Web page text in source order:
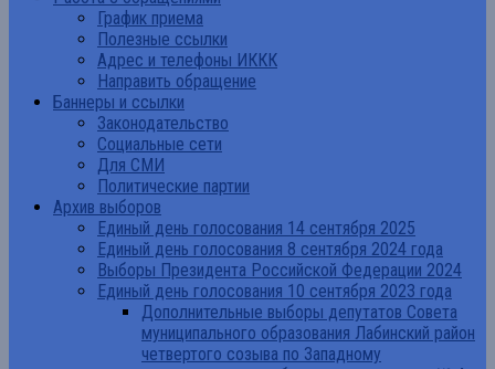
График приема
Полезные ссылки
Адрес и телефоны ИККК
Направить обращение
Баннеры и ссылки
Законодательство
Социальные сети
Для СМИ
Политические партии
Архив выборов
Единый день голосования 14 сентября 2025
Единый день голосования 8 сентября 2024 года
Выборы Президента Российской Федерации 2024
Единый день голосования 10 сентября 2023 года
Дополнительные выборы депутатов Совета
муниципального образования Лабинский район
четвертого созыва по Западному